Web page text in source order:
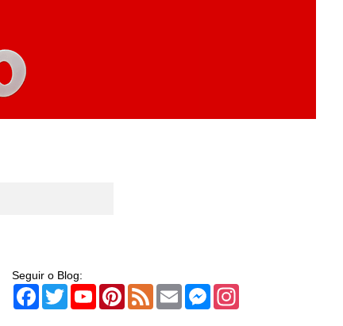
Seguir o Blog:
Facebook
TwitterYouTubePinterest
Feed Email Messenger